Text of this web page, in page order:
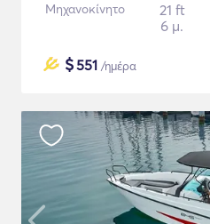
Μηχανοκίνητο
21 ft
6 μ.
$551 /ημέρα